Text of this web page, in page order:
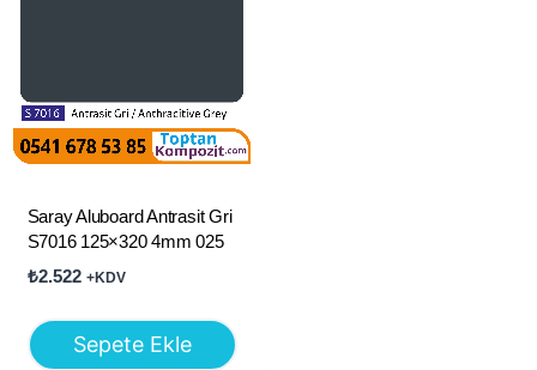
Saray Aluboard Antrasit Gri
S7016 125×320 4mm 025
₺2.522 +KDV
Sepete Ekle